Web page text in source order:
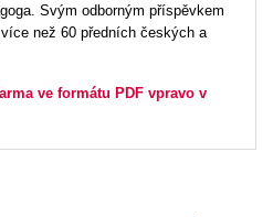
Svým odborným příspěvkem
než 60 předních českých a
ve formátu PDF vpravo v